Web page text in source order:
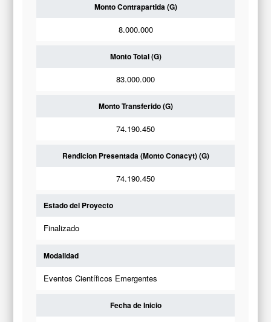
Monto Contrapartida (G)
8.000.000
Monto Total (G)
83.000.000
Monto Transferido (G)
74.190.450
Rendicion Presentada (Monto Conacyt) (G)
74.190.450
Estado del Proyecto
Finalizado
Modalidad
Eventos Científicos Emergentes
Fecha de Inicio